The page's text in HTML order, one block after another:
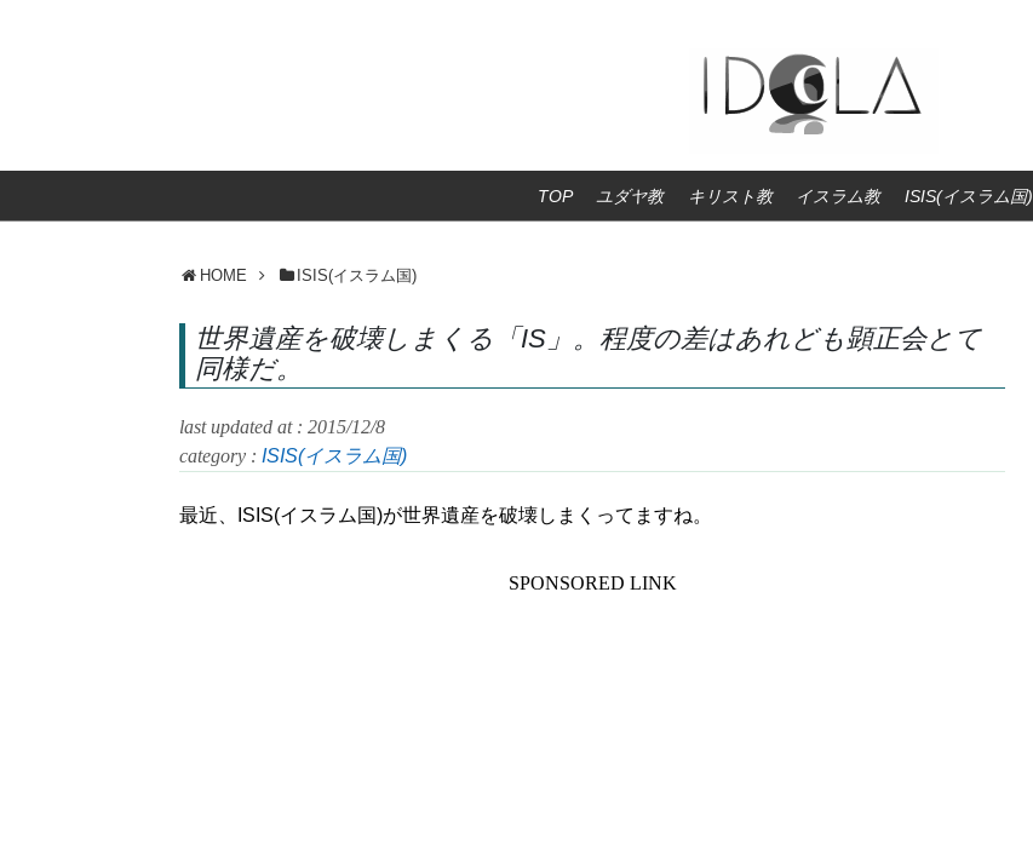
TOP ユダヤ教 キリスト教 イスラム教 ISIS(イスラム国)
HOME ISIS(イスラム国)
世界遺産を破壊しまくる「IS」。程度の差はあれども顕正会とて
同様だ。
last updated at : 2015/12/8
category : ISIS(イスラム国)
最近、ISIS(イスラム国)が世界遺産を破壊しまくってますね。
SPONSORED LINK